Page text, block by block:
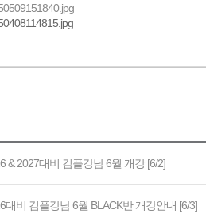
& 2027대비 김플강남 6월 개강 [6/2]
대비 김플강남 6월 BLACK반 개강안내 [6/3]